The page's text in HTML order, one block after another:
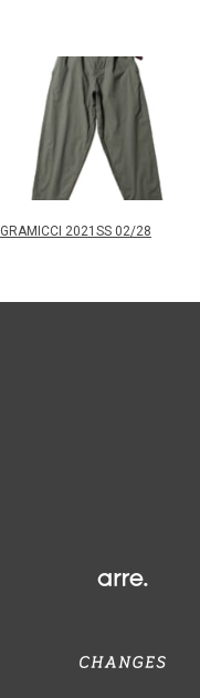
GRAMICCI 2021SS 02/28